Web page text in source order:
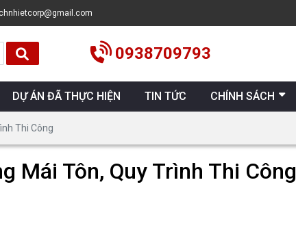
0938709793
DỰ ÁN ĐÃ THỰC HIỆN TIN TỨC CHÍNH SÁCH
Thi Công
Mái Tôn, Quy Trình Thi Công